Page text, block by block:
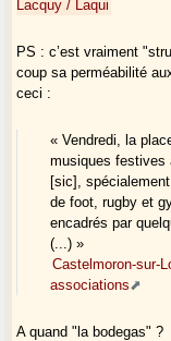
Lacquy / Laqui
PS : c’est vraiment
coup sa perméabilité
ceci :
« Vendredi, la
musiques festives
[sic],
de foot, rugby et
encadrés par
(...) »
Castelmoron-sur-
associations
A quand "la bodegas" ?